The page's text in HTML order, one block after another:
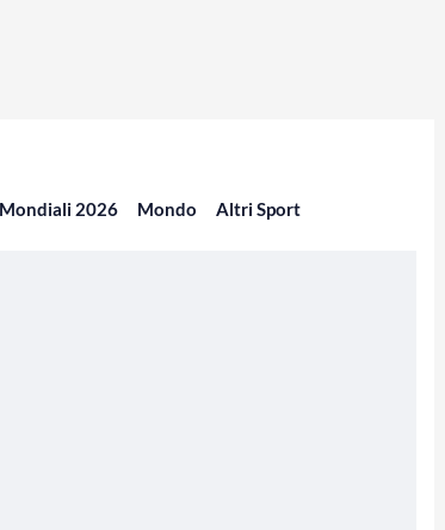
Mondiali 2026 Mondo Altri Sport